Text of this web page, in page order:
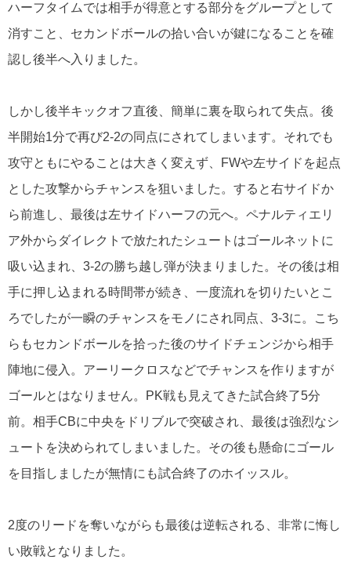
ハーフタイムでは相手が得意とする部分をグループとして
消すこと、セカンドボールの拾い合いが鍵になることを確
認し後半へ入りました。
しかし後半キックオフ直後、簡単に裏を取られて失点。後
半開始1分で再び2-2の同点にされてしまいます。それでも
攻守ともにやることは大きく変えず、
FWや左サイドを起点
とした攻撃からチャンスを狙いました。すると右サイドか
ら前進し、最後は左サイドハーフの元へ。ペナルティエリ
ア外からダイレクトで放たれたシュートはゴールネットに
吸い込まれ、 3-2の勝ち越し弾が決まりました。その後は相
手に押し込まれる時間帯が続き、一度流れを切りたいとこ
ろでしたが一瞬のチャンスをモノにされ同点、 3-3に。こち
らもセカンドボールを拾った後のサイドチェンジから相手
陣地に侵入。アーリークロスなどでチャンスを作りますが
ゴールとはなりません。
PK戦も見えてきた試合終了5分
前。 相手CBに中央をドリブルで突破され、最後は強烈なシ
ュートを決められてしまいました。その後も懸命にゴール
を目指しましたが無情にも試合終了のホイッスル。
2度のリードを奪いながらも最後は逆転される、非常に悔し
い敗戦となりました。